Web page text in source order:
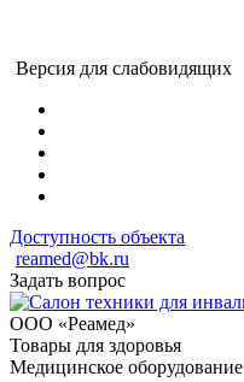
Версия для слабовидящих
Доступность объекта
reamed@bk.ru
Задать вопрос
ООО «Реамед»
Товары для здоровья
Медицинское оборудование